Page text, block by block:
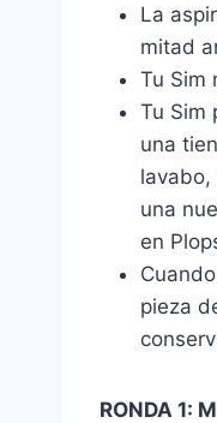
La
mitad
Tu Sim
Tu Sim
una
lavabo,
una
en
pieza
RONDA 1: